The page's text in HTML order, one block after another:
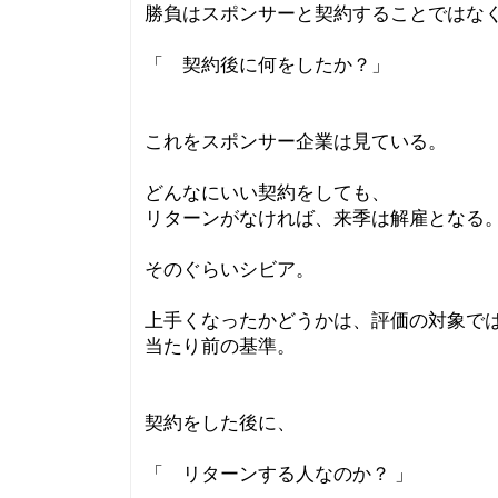
勝負はスポンサーと契約することではなく
「 契約後に何をしたか？」
これをスポンサー企業は見ている。
どんなにいい契約をしても、
リターンがなければ、来季は解雇となる。
そのぐらいシビア。
上手くなったかどうかは、評価の対象で
当たり前の基準。
契約をした後に、
「 リターンする人なのか？ 」